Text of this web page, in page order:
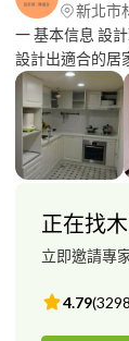
新北市
一 基本信息 設
設計出適合的居
作、水電、木作
域：台北市、
萬~300萬 服務
方網站: https://
諮詢 可先來電
根據業主的需
計 4.免費報價
7.施工完成 業
正在找
立即邀請專
4.79(3298